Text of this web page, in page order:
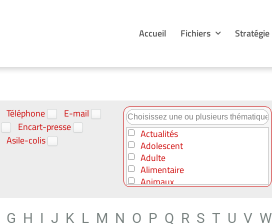
Accueil Fichiers Stratégie
Téléphone
E-mail
Encart-presse
Asile-colis
Actualités
Adolescent
Adulte
Alimentaire
Animaux
B to B
G H I J K L M N O P Q R S T U V W